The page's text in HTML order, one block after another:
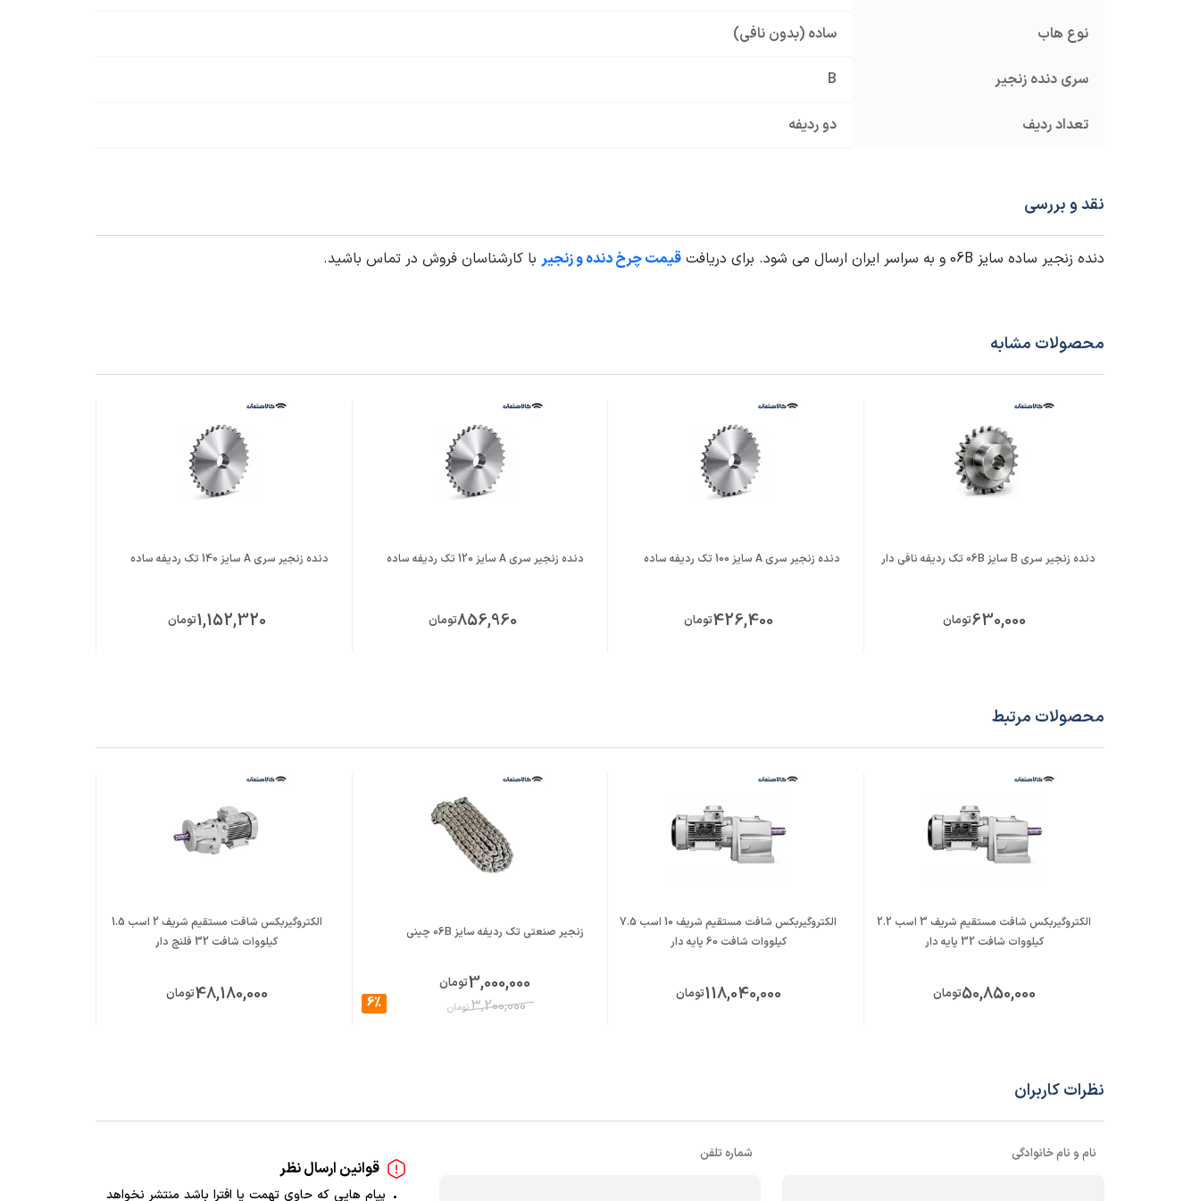
نوع هاب ساده (بدون نافی)
سری دنده زنجیر B
تعداد ردیف دو ردیفه
نقد و بررسی
دنده زنجیر ساده سایز 06B و به سراسر ایران ارسال می شود. برای دریافت قیمت چرخ دنده و زنجیر با کارشناسان فروش در تماس باشید.
محصولات مشابه
دنده زنجیر سری B سایز 06B تک ردیفه نافی دار
630,000تومان
دنده زنجیر سری A سایز 100 تک ردیفه ساده
426,400تومان
دنده زنجیر سری A سایز 120 تک ردیفه ساده
856,960تومان
دنده زنجیر سری A سایز 140 تک ردیفه ساده
1,152,320تومان
محصولات مرتبط
الکتروگیربکس شافت مستقیم شریف 3 اسب 2.2
کیلووات شافت 32 پایه دار
50,850,000تومان
الکتروگیربکس شافت مستقیم شریف 10 اسب 7.5
کیلووات شافت 60 پایه دار
118,040,000تومان
زنجیر صنعتی تک ردیفه سایز 06B چینی
3,000,000تومان
3,200,000تومان 6%
الکتروگیربکس شافت مستقیم شریف 2 اسب 1.5
کیلووات شافت 32 فلنچ دار
48,180,000تومان
نظرات کاربران
قوانین ارسال نظر
پیام هایی که حاوی تهمت یا افترا باشد منتشر نخواهد
نام و نام خانوادگی شماره تلفن